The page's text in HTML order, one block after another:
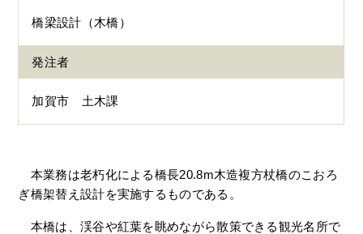
橋梁設計（木橋）
発注者
加賀市 土木課
本業務は老朽化による橋長20.8m木造複方杖橋のこおろ
ぎ橋架替え設計を実施するものである。
本橋は、渓谷や紅葉を眺めながら散策できる観光名所で